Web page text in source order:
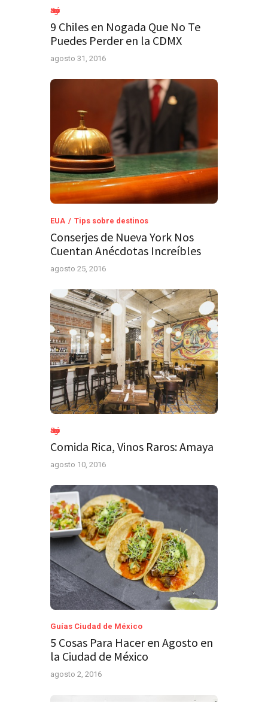
Sin categoría
9 Chiles en Nogada Que No Te
Puedes Perder en la CDMX
agosto 31, 2016
EUA Tips sobre destinos
Conserjes de Nueva York Nos
Cuentan Anécdotas Increíbles
agosto 25, 2016
Sin categoría
Comida Rica, Vinos Raros: Amaya
agosto 10, 2016
Guías Ciudad de México
5 Cosas Para Hacer en Agosto en
la Ciudad de México
agosto 2, 2016